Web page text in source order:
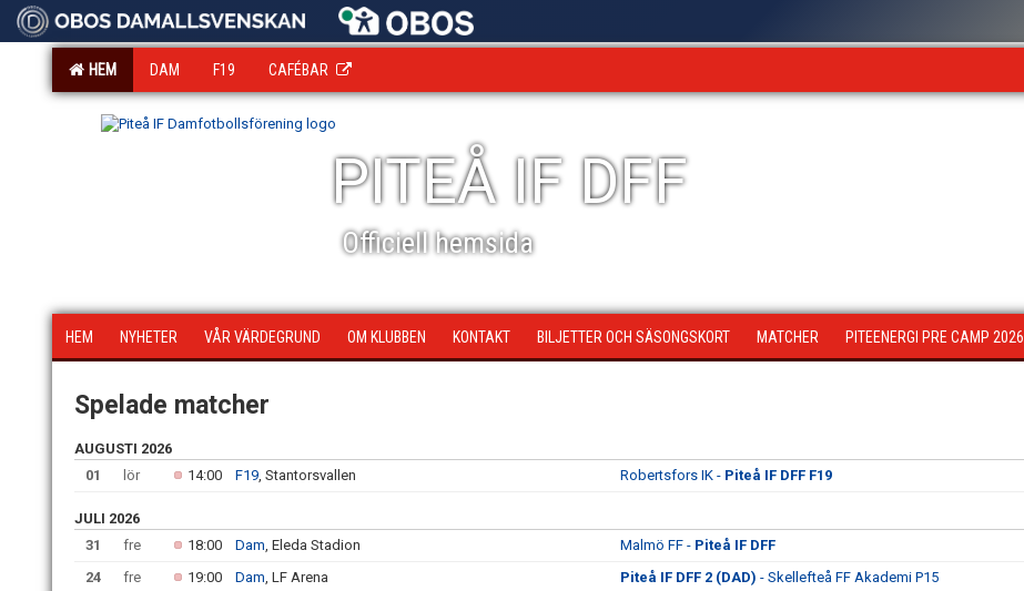
HEM DAM F19 CAFÉBAR
PITEÅ IF DFF
Officiell hemsida
HEM NYHETER VÅR VÄRDEGRUND OM KLUBBEN KONTAKT BILJETTER OCH SÄSONGSKORT MATCHER PITEENERGI PRE CAMP 2026
Spelade matcher
AUGUSTI 2026
01
lör 14:00 F19, Stantorsvallen Robertsfors IK - Piteå IF DFF F19
JULI 2026
31
fre 18:00 Dam, Eleda Stadion Malmö FF - Piteå IF DFF
24
fre 19:00 Dam, LF Arena Piteå IF DFF 2 (DAD) - Skellefteå FF Akademi P15